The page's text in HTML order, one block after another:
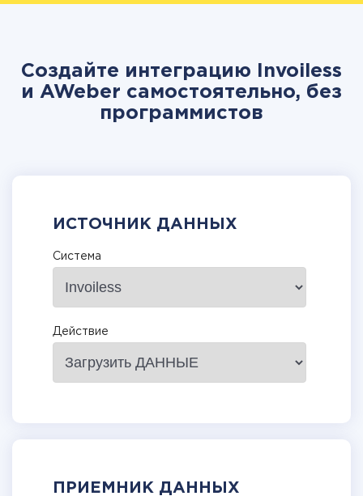
Создайте интеграцию Invoiless
и AWeber самостоятельно, без
программистов
ИСТОЧНИК ДАННЫХ
Система
Действие
ПРИЕМНИК ДАННЫХ